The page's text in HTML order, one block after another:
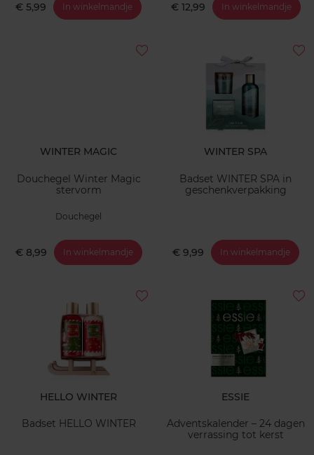
€ 5,99 In winkelmandje € 12,99 In winkelmandje
WINTER MAGIC
Douchegel Winter Magic
stervorm
Douchegel
€ 8,99 In winkelmandje
WINTER SPA
Badset WINTER SPA in
geschenkverpakking
€ 9,99 In winkelmandje
HELLO WINTER
Badset HELLO WINTER
ESSIE
Adventskalender – 24 dagen
verrassing tot kerst